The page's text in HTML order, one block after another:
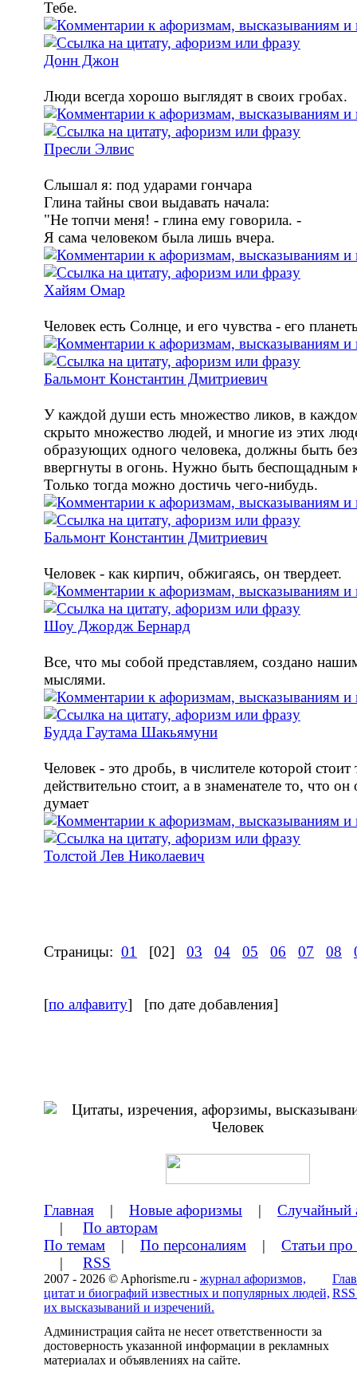
Тебе.
Донн Джон
Люди всегда хорошо выглядят в своих гробах.
Пресли Элвис
Слышал я: под ударами гончара
Глина тайны свои выдавать начала:
"Не топчи меня! - глина ему говорила. -
Я сама человеком была лишь вчера.
Хайям Омар
Человек есть Солнце, и его чувства - его
Бальмонт Константин Дмитриевич
У каждой души есть множество ликов, в
скрыто множество людей, и многие из этих
образующих одного человека, должны быть
ввергнуты в огонь. Нужно быть беспощадным
Только тогда можно достичь чего-нибудь.
Бальмонт Константин Дмитриевич
Человек - как кирпич, обжигаясь, он твердеет.
Шоу Джордж Бернард
Все, что мы собой представляем, создано
мыслями.
Будда Гаутама Шакьямуни
Человек - это дробь, в числителе которой стоит
действительно стоит, а в знаменателе то, что он
думает
Толстой Лев Николаевич
Страницы: 01 [02] 03 04 05 06 07 08
[по алфавиту] [по дате добавления]
Главная | Новые афоризмы | Случайный
| По авторам
По темам | По персоналиям | Статьи
| RSS
2007 - 2026 © Aphorisme.ru - журнал афоризмов,
цитат и биографий известных и популярных людей,
их высказываний и изречений.
Администрация сайта не несет ответственности за
достоверность указанной информации в рекламных
материалах и объявлениях на сайте.